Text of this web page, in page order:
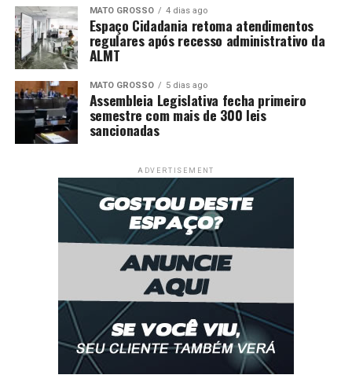
MATO GROSSO 4 dias ago
Espaço Cidadania retoma atendimentos
regulares após recesso administrativo da
ALMT
MATO GROSSO 5 dias ago
Assembleia Legislativa fecha primeiro
semestre com mais de 300 leis
sancionadas
ADVERTISEMENT